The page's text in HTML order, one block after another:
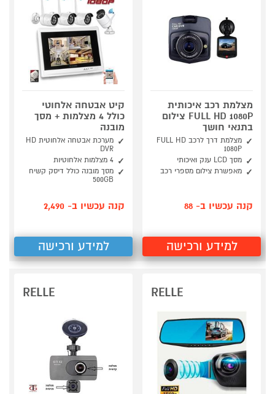
מצלמת רכב איכותית
FULL HD 1080P צילום
בתנאי חושך
מצלמת דרך לרכב FULL HD
1080P
מסך LCD ענק ואיכותי
מאפשרת צילום מספרי רכב
קנה עכשיו ב- 88
למידע ורכישה
קיט אבטחה אלחוטי
כולל 4 מצלמות + מסך
מובנה
מערכת אבטחה אלחוטית HD
DVR
4 מצלמות אלחוטיות
מסך מובנה כולל דיסק קשיח
500GB
קנה עכשיו ב- 2,490
למידע ורכישה
RELLE
RELLE